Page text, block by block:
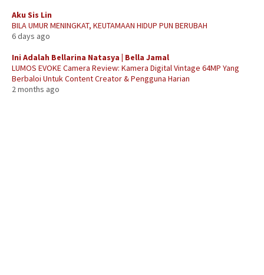
Aku Sis Lin
BILA UMUR MENINGKAT, KEUTAMAAN HIDUP PUN BERUBAH
6 days ago
Ini Adalah Bellarina Natasya | Bella Jamal
LUMOS EVOKE Camera Review: Kamera Digital Vintage 64MP Yang
Berbaloi Untuk Content Creator & Pengguna Harian
2 months ago